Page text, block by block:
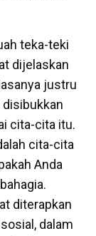
teka-teki
dijelaskan
justru
cita-cita itu.
cita-cita
Anda
diterapkan
dalam